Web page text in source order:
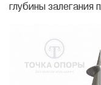
глубины залегания